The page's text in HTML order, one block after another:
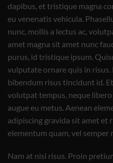
dapibus, et tristique magna
eu venenatis vehicula.
nunc, mollis a lectus ac,
amet magna sit amet nunc
purus, id tristique ipsum.
vulputate ornare quis in risus.
bibendum risus tincidunt id.
volutpat tempus, neque
augue eu metus. Aenean
adipiscing gravida sit amet et
elementum quam, vel semper
Nam at nisi risus. Proin